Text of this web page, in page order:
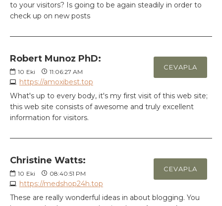
to your visitors? Is going to be again steadily in order to
check up on new posts
Robert Munoz PhD:
10 Eki 11:06:27 AM
https://amoxibest.top
CEVAPLA
What's up to every body, it's my first visit of this web site;
this web site consists of awesome and truly excellent
information for visitors.
Christine Watts:
10 Eki 08:40:51 PM
https://medshop24h.top
CEVAPLA
These are really wonderful ideas in about blogging. You